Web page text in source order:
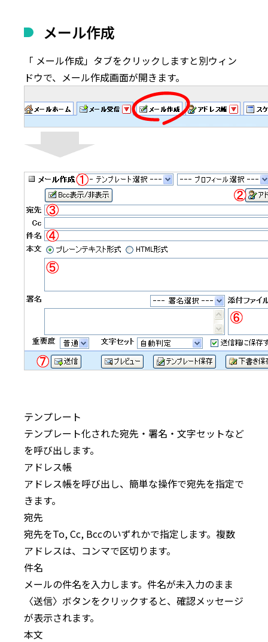
メール作成
「 メール作成」タブをクリックしますと別ウィン
ドウで、メール作成画面が開きます。
テンプレート
テンプレート化された宛先・署名・文字セットなど
を呼び出します。
アドレス帳
アドレス帳を呼び出し、簡単な操作で宛先を指定で
きます。
宛先
宛先をTo, Cc, Bccのいずれかで指定します。複数
アドレスは、コンマで区切ります。
件名
メールの件名を入力します。件名が未入力のまま
〈送信〉ボタンをクリックすると、確認メッセージ
が表示されます。
本文